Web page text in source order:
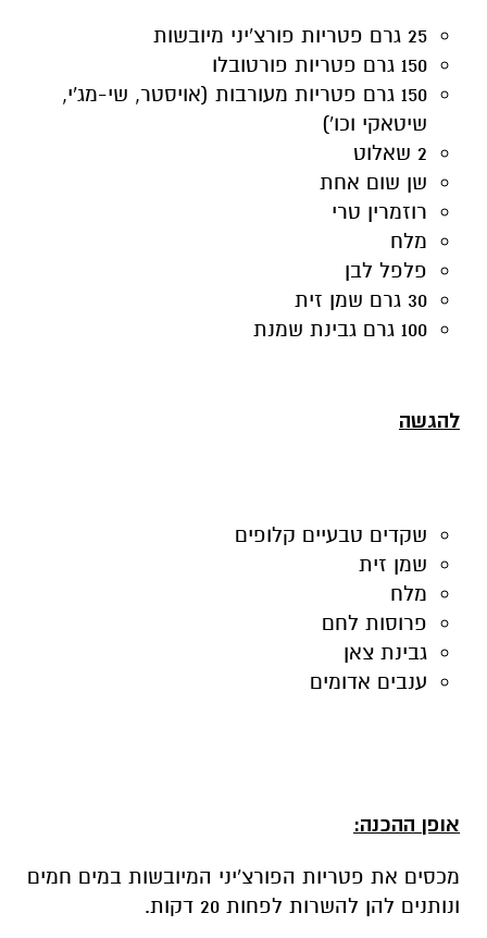
25 גרם פטריות פורצ'יני מיובשות
150 גרם פטריות פורטובלו
150 גרם פטריות מעורבות (אויסטר, שי-מג'י,
שיטאקי וכו')
2 שאלוט
שן שום אחת
רוזמרין טרי
מלח
פלפל לבן
30 גרם שמן זית
100 גרם גבינת שמנת
להגשה
שקדים טבעיים קלופים
שמן זית
מלח
פרוסות לחם
גבינת צאן
ענבים אדומים
אופן ההכנה:
מכסים את פטריות הפורצ'יני המיובשות במים חמים
ונותנים להן להשרות לפחות 20 דקות.